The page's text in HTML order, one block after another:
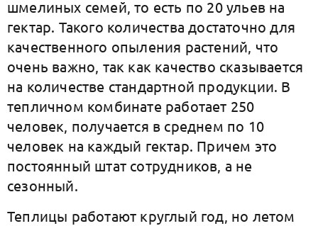
шмелиных семей, то есть по 20 ульев на
гектар. Такого количества достаточно для
качественного опыления растений, что
очень важно, так как качество сказывается
на количестве стандартной продукции. В
тепличном комбинате работает 250
человек, получается в среднем по 10
человек на каждый гектар. Причем это
постоянный штат сотрудников, а не
сезонный.
Теплицы работают круглый год, но летом